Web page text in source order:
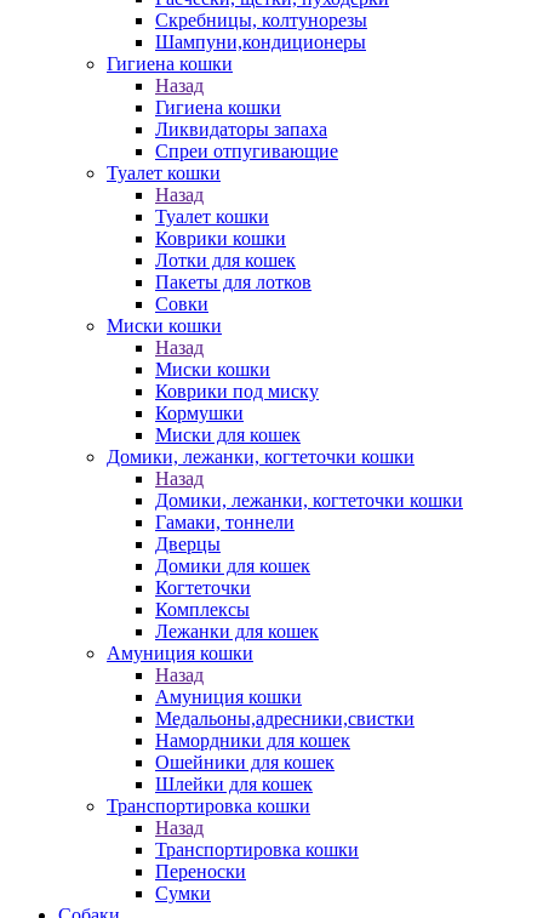
Скребницы, колтунорезы
Шампуни,кондиционеры
Гигиена кошки
Назад
Гигиена кошки
Ликвидаторы запаха
Спреи отпугивающие
Туалет кошки
Назад
Туалет кошки
Коврики кошки
Лотки для кошек
Пакеты для лотков
Совки
Миски кошки
Назад
Миски кошки
Коврики под миску
Кормушки
Миски для кошек
Домики, лежанки, когтеточки кошки
Назад
Домики, лежанки, когтеточки кошки
Гамаки, тоннели
Дверцы
Домики для кошек
Когтеточки
Комплексы
Лежанки для кошек
Амуниция кошки
Назад
Амуниция кошки
Медальоны,адресники,свистки
Намордники для кошек
Ошейники для кошек
Шлейки для кошек
Транспортировка кошки
Назад
Транспортировка кошки
Переноски
Сумки